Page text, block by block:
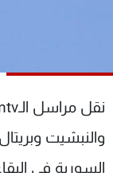
والنبشيت
السورية في
لاعلاناتكم